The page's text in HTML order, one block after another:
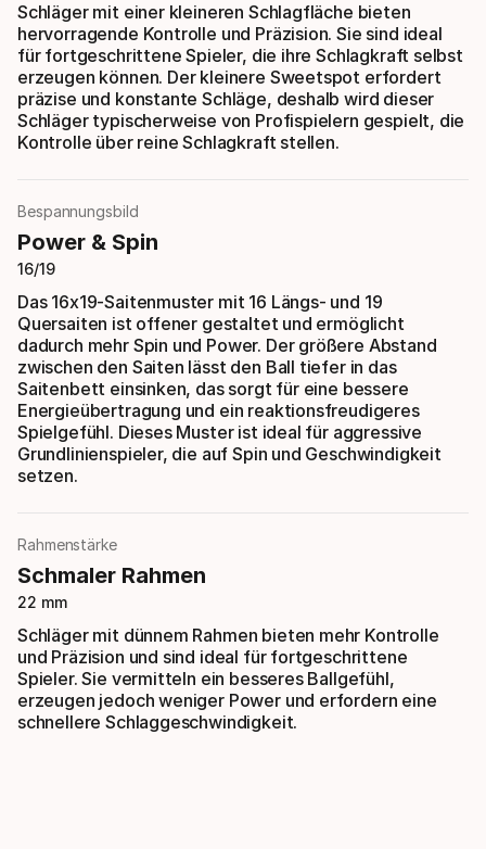
Schläger mit einer kleineren Schlagfläche bieten
hervorragende Kontrolle und Präzision. Sie sind ideal
für fortgeschrittene Spieler, die ihre Schlagkraft selbst
erzeugen können. Der kleinere Sweetspot erfordert
präzise und konstante Schläge, deshalb wird dieser
Schläger typischerweise von Profispielern gespielt, die
Kontrolle über reine Schlagkraft stellen.
Bespannungsbild
Power & Spin
16/19
Das 16x19-Saitenmuster mit 16 Längs- und 19
Quersaiten ist offener gestaltet und ermöglicht
dadurch mehr Spin und Power. Der größere Abstand
zwischen den Saiten lässt den Ball tiefer in das
Saitenbett einsinken, das sorgt für eine bessere
Energieübertragung und ein reaktionsfreudigeres
Spielgefühl. Dieses Muster ist ideal für aggressive
Grundlinienspieler, die auf Spin und Geschwindigkeit
setzen.
Rahmenstärke
Schmaler Rahmen
22 mm
Schläger mit dünnem Rahmen bieten mehr Kontrolle
und Präzision und sind ideal für fortgeschrittene
Spieler. Sie vermitteln ein besseres Ballgefühl,
erzeugen jedoch weniger Power und erfordern eine
schnellere Schlaggeschwindigkeit.